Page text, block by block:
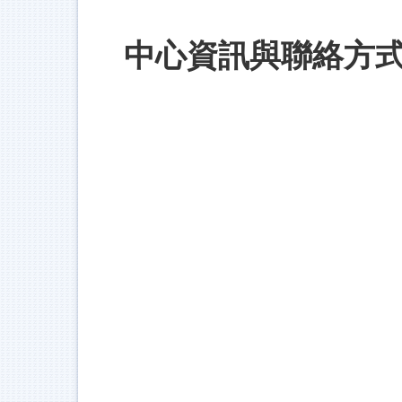
中心資訊與聯絡方